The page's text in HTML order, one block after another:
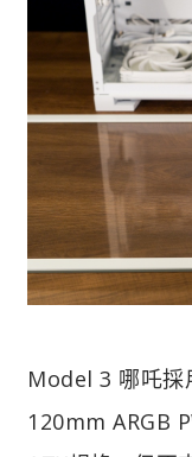
Model 3 哪吒採
120mm ARGB